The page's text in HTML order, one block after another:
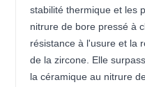
stabilité thermique et les
nitrure de bore pressé à
résistance à l'usure et la
de la zircone. Elle
la céramique au nitrure